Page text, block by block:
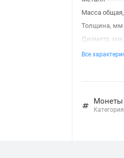
Масса общая,
Толщина, мм
Диаметр, мм
Все
Монеты